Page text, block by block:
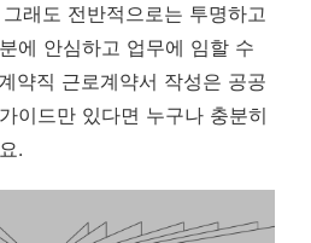
래도 전반적으로는 투명하고
에 안심하고 업무에 임할 수
약직 근로계약서 작성은 공공
이드만 있다면 누구나 충분히
.